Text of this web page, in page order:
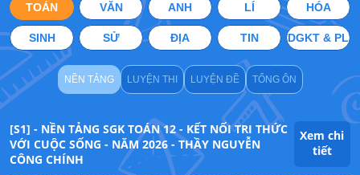
TOÁN VĂN ANH LÍ HÓA
SINH SỬ ĐỊA TIN DGKT & PL
NỀN TẢNG LUYỆN THI LUYỆN ĐỀ TỔNG ÔN
[S1] - NỀN TẢNG SGK TOÁN 12 - KẾT NỐI TRI THỨC
VỚI CUỘC SỐNG - NĂM 2026 - THẦY NGUYỄN
CÔNG CHÍNH
Xem chi
tiết